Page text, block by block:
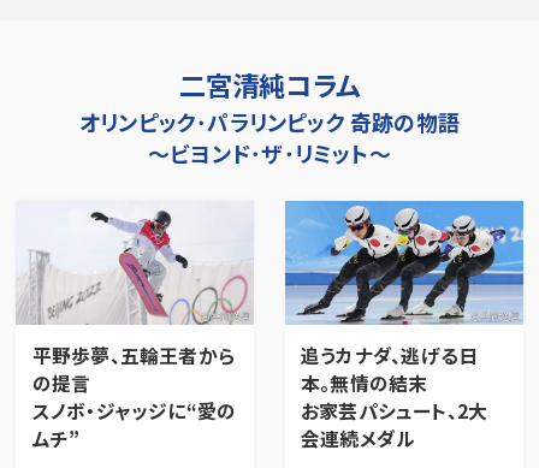
二宮清純コラム
オリンピック･パラリンピック 奇跡の物語
～ビヨンド･ザ･リミット～
平野歩夢、五輪王者から
の提言
スノボ・ジャッジに“愛の
ムチ”
追うカナダ、逃げる日
本。無情の結末
お家芸パシュート、2大
会連続メダル